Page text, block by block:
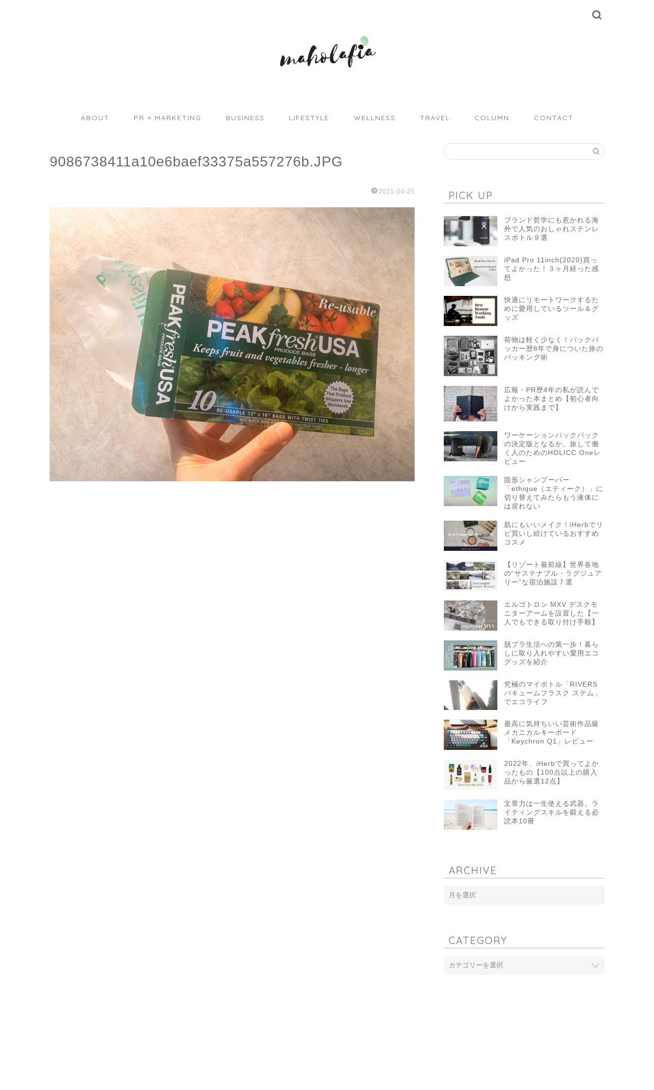
ABOUT PR + MARKETING BUSINESS LIFESTYLE WELLNESS TRAVEL COLUMN CONTACT
9086738411a10e6baef33375a557276b.JPG
2021-04-25 PICK UP
ブランド哲学にも惹かれる海
外で人気のおしゃれステンレ
スボトル９選
iPad Pro 11inch(2020)買っ
てよかった！３ヶ月経った感
想
快適にリモートワークするた
めに愛用しているツール＆グ
ッズ
荷物は軽く少なく！バックパ
ッカー歴8年で身についた旅の
パッキング術
広報・PR歴4年の私が読んで
よかった本まとめ【初心者向
けから実践まで】
ワーケーションバックパック
の決定版となるか。旅して働
く人のためのHOLICC Oneレ
ビュー
固形シャンプーバー
「ethique（エティーク）」に
切り替えてみたらもう液体に
は戻れない
肌にもいいメイク！iHerbでリ
ピ買いし続けているおすすめ
コスメ
【リゾート最前線】世界各地
の“サステナブル・ラグジュア
リー”な宿泊施設７選
エルゴトロン MXV デスクモ
ニターアームを設置した【一
人でもできる取り付け手順】
脱プラ生活への第一歩！暮ら
しに取り入れやすい愛用エコ
グッズを紹介
究極のマイボトル「RIVERS
バキュームフラスク ステム」
でエコライフ
最高に気持ちいい芸術作品級
メカニカルキーボード
「Keychron Q1」レビュー
2022年、iHerbで買ってよか
ったもの【100点以上の購入
品から厳選12点】
文章力は一生使える武器。ラ
イティングスキルを鍛える必
読本10冊
ARCHIVE
CATEGORY